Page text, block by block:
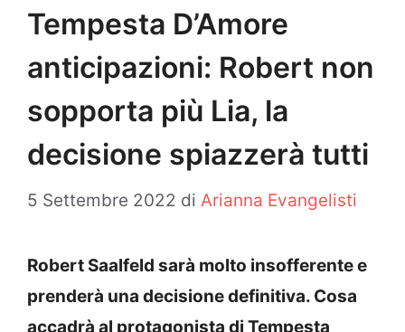
Tempesta D’Amore
anticipazioni: Robert non
sopporta più Lia, la
decisione spiazzerà tutti
5 Settembre 2022 di Arianna Evangelisti
Robert Saalfeld sarà molto insofferente e
prenderà una decisione definitiva. Cosa
accadrà al protagonista di Tempesta